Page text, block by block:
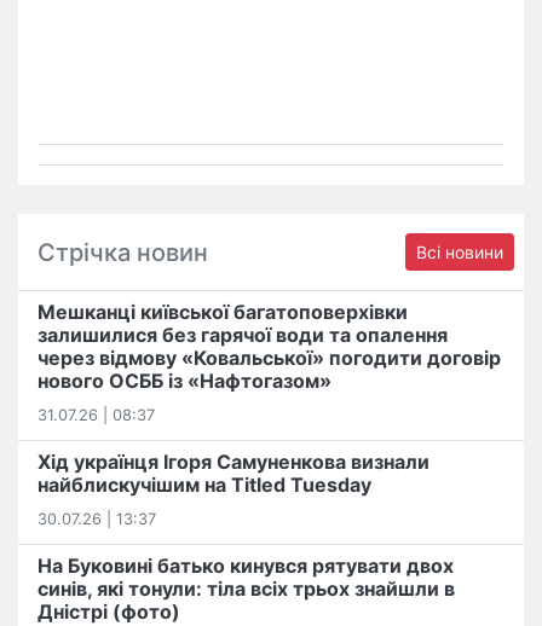
Стрічка новин Всі новини
Мешканці київської багатоповерхівки
залишилися без гарячої води та опалення
через відмову «Ковальської» погодити договір
нового ОСББ із «Нафтогазом»
31.07.26 | 08:37
Хід українця Ігоря Самуненкова визнали
найблискучішим на Titled Tuesday
30.07.26 | 13:37
На Буковині батько кинувся рятувати двох
синів, які тонули: тіла всіх трьох знайшли в
Дністрі (фото)